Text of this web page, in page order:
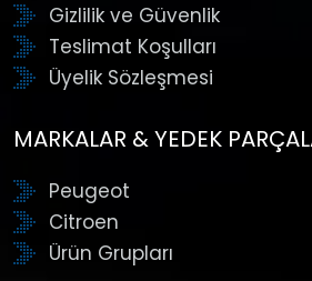
Gizlilik ve Güvenlik
Teslimat Koşulları
Üyelik Sözleşmesi
MARKALAR & YEDEK
Peugeot
Citroen
Ürün Grupları